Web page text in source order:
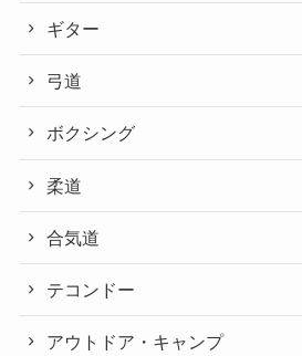
ギター
弓道
ボクシング
柔道
合気道
テコンドー
アウトドア・キャンプ